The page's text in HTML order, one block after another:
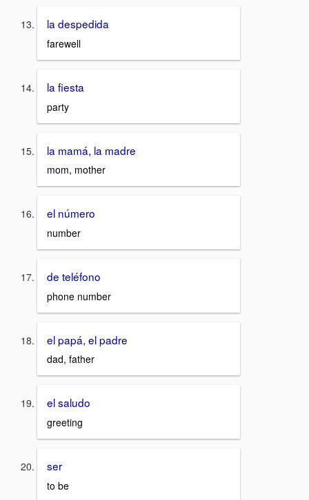
la despedida
farewell
la fiesta
party
la mamá, la madre
mom, mother
el número
number
de teléfono
phone number
el papá, el padre
dad, father
el saludo
greeting
ser
to be